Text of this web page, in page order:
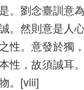
劉念臺訓意
。然則意是人
性。意發於獨
性，故須誠耳
。[viii]